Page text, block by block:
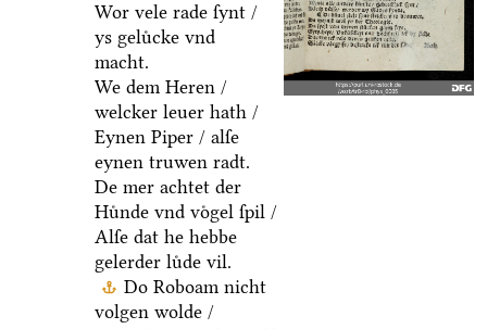
Wor vele rade ſynt /
ys geluͤcke vnd
macht.
We dem Heren /
welcker leuer hath /
Eynen Piper / alſe
eynen truwen radt.
De mer achtet der
Huͤnde vnd voͤgel ſpil /
Alſe dat he hebbe
gelerder luͤde vil.
Do Roboam nicht
volgen wolde /